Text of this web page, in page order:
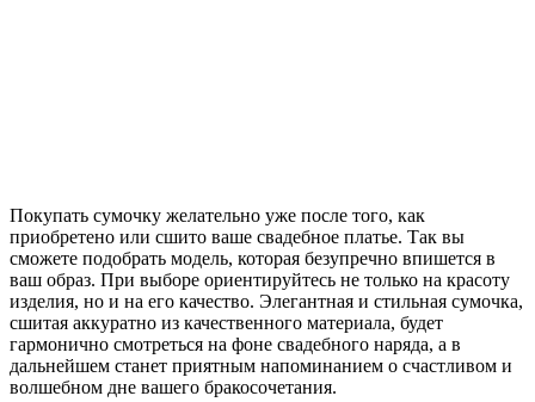
Покупать сумочку желательно уже после того, как
приобретено или сшито ваше свадебное платье. Так вы
сможете подобрать модель, которая безупречно впишется в
ваш образ. При выборе ориентируйтесь не только на красоту
изделия, но и на его качество. Элегантная и стильная сумочка,
сшитая аккуратно из качественного материала, будет
гармонично смотреться на фоне свадебного наряда, а в
дальнейшем станет приятным напоминанием о счастливом и
волшебном дне вашего бракосочетания.